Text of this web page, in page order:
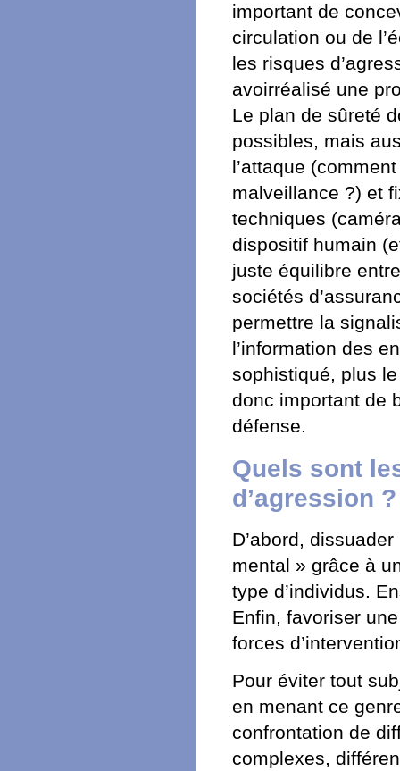
important de
circulation ou de
les risques
avoirréalisé une
Le plan de sûreté
possibles, mais
l’attaque
malveillance ?) et
techniques
dispositif humain
juste équilibre
sociétés
permettre la
l’information des
sophistiqué, plus
donc important de
défense.
Quels sont
d’agression ?
D’abord,
mental » grâce à
type d’individus.
Enfin, favoriser
forces
Pour éviter tout
en menant ce
confrontation de
complexes,